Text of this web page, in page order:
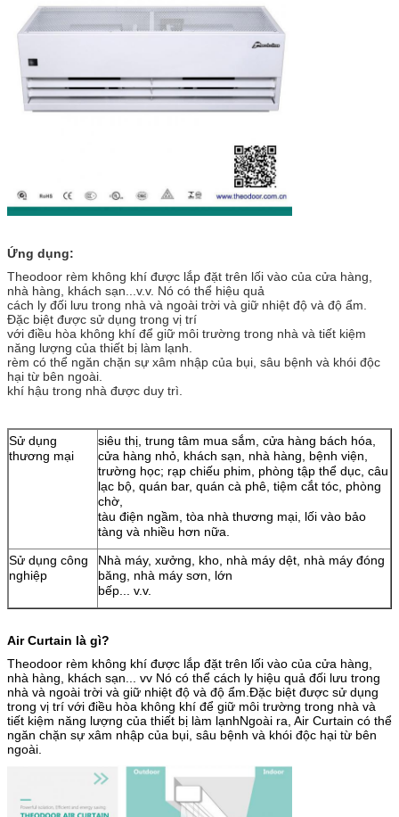
Ứng dụng:
Theodoor rèm không khí được lắp đặt trên lối vào của cửa hàng,
nhà hàng, khách sạn...v.v. Nó có thể hiệu quả
cách ly đối lưu trong nhà và ngoài trời và giữ nhiệt độ và độ ẩm.
Đặc biệt được sử dụng trong vị trí
với điều hòa không khí để giữ môi trường trong nhà và tiết kiệm
năng lượng của thiết bị làm lạnh.
rèm có thể ngăn chặn sự xâm nhập của bụi, sâu bệnh và khói độc
hại từ bên ngoài.
khí hậu trong nhà được duy trì.
Sử dụng
thương mại
siêu thị, trung tâm mua sắm, cửa hàng bách hóa,
cửa hàng nhỏ, khách sạn, nhà hàng, bệnh viện,
trường học; rạp chiếu phim, phòng tập thể dục, câu
lạc bộ, quán bar, quán cà phê, tiệm cắt tóc, phòng
chờ,
tàu điện ngầm, tòa nhà thương mại, lối vào bảo
tàng và nhiều hơn nữa.
Sử dụng công
nghiệp
Nhà máy, xưởng, kho, nhà máy dệt, nhà máy đóng
băng, nhà máy sơn, lớn
bếp... v.v.
Air Curtain là gì?
Theodoor rèm không khí được lắp đặt trên lối vào của cửa hàng,
nhà hàng, khách sạn... vv Nó có thể cách ly hiệu quả đối lưu trong
nhà và ngoài trời và giữ nhiệt độ và độ ẩm.Đặc biệt được sử dụng
trong vị trí với điều hòa không khí để giữ môi trường trong nhà và
tiết kiệm năng lượng của thiết bị làm lạnhNgoài ra, Air Curtain có thể
ngăn chặn sự xâm nhập của bụi, sâu bệnh và khói độc hại từ bên
ngoài.